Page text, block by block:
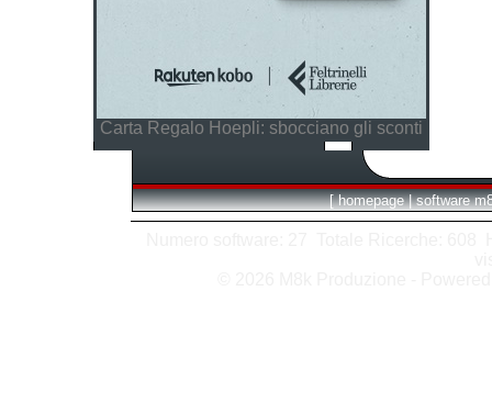
Carta Regalo Hoepli: sbocciano gli sconti
[ homepage | software